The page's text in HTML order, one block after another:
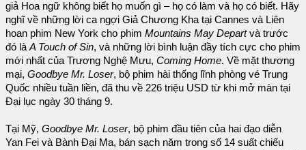
giả Hoa ngữ không biết họ muốn gì – họ có làm và họ có biết. Hãy
nghĩ về những lời ca ngợi Giả Chương Kha tại Cannes và Liên
hoan phim New York cho phim Mountains May Departvà trước
đó là A Touch of Sin, và những lời bình luận đầy tích cực cho phim
mới nhất của Trương Nghệ Mưu, Coming Home. Về mặt thương
mại, Goodbye Mr. Loser, bộ phim hài thống lĩnh phòng vé Trung
Quốc nhiều tuần liền, đã thu về 226 triệu USD từ khi mở màn tại
Đại lục ngày 30 tháng 9.
Tại Mỹ, Goodbye Mr. Loser, bộ phim đầu tiên của hai đạo diễn
Yan Fei và Bành Đại Ma, bán sạch năm trong số 14 suất chiếu